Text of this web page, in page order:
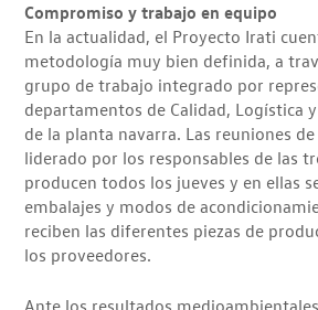
Compromiso y trabajo en equipo
En la actualidad, el Proyecto Irati
metodología muy bien definida, a
grupo de trabajo integrado por
departamentos de Calidad, Logística
de la planta navarra. Las reuniones
liderado por los responsables de las
producen todos los jueves y en ellas
embalajes y modos de
reciben las diferentes piezas de
los proveedores.